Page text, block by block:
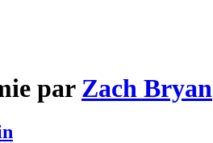
par Zach Bryan